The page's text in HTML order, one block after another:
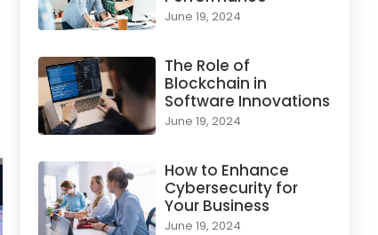
June 19, 2024
The Role of
Blockchain in
Software Innovations
June 19, 2024
How to Enhance
Cybersecurity for
Your Business
June 19, 2024